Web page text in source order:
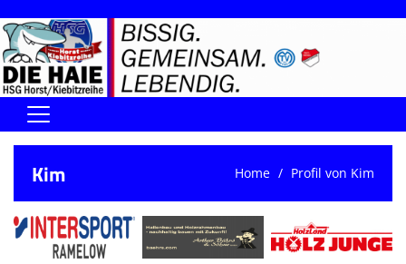
Home
Handball-Förderverein der Haie
Kim Home Profil von Kim